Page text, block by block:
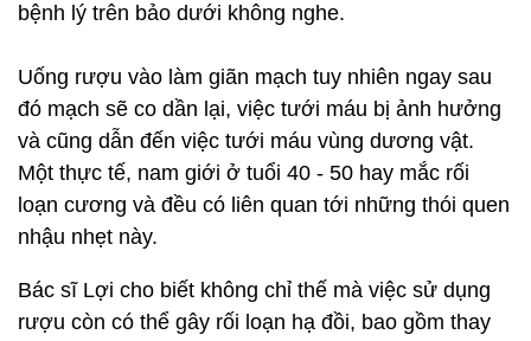
bệnh lý trên bảo dưới không nghe.
Uống rượu vào làm giãn mạch tuy nhiên ngay sau
đó mạch sẽ co dần lại, việc tưới máu bị ảnh hưởng
và cũng dẫn đến việc tưới máu vùng dương vật.
Một thực tế, nam giới ở tuổi 40 - 50 hay mắc rối
loạn cương và đều có liên quan tới những thói quen
nhậu nhẹt này.
Bác sĩ Lợi cho biết không chỉ thế mà việc sử dụng
rượu còn có thể gây rối loạn hạ đồi, bao gồm thay